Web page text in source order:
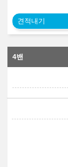
견적내기
4밴